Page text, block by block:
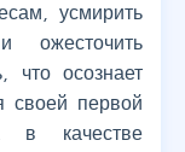
усмирить
ожесточить
что осознает
своей первой
в качестве